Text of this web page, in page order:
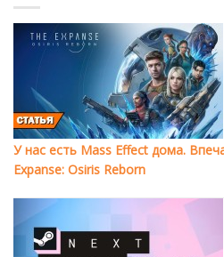
У нас есть Mass Effect дома.
Expanse: Osiris Reborn